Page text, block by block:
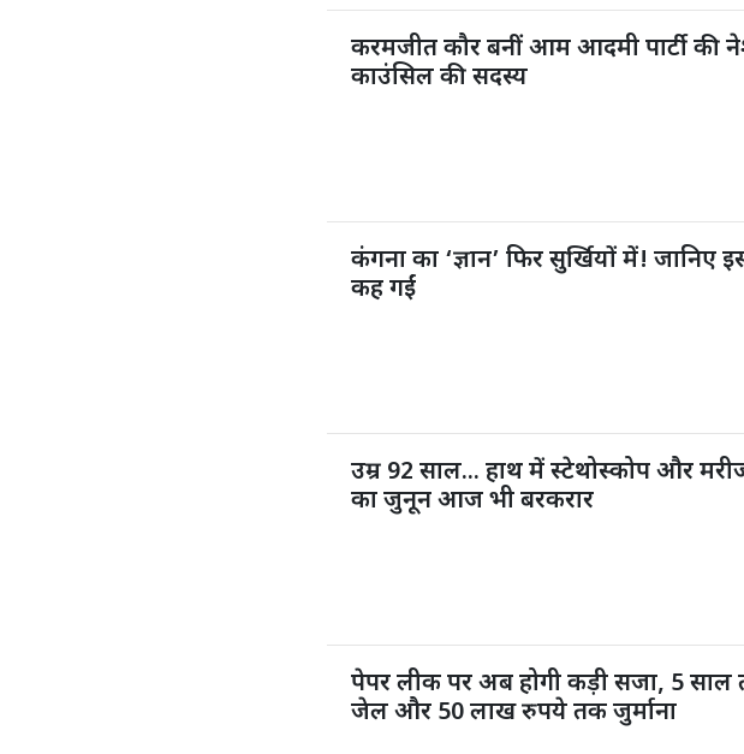
करमजीत कौर बनीं आम आदमी पार्टी की
काउंसिल की सदस्य
कंगना का ‘ज्ञान’ फिर सुर्खियों में! जानिए
कह गईं
उम्र 92 साल... हाथ में स्टेथोस्कोप और
का जुनून आज भी बरकरार
पेपर लीक पर अब होगी कड़ी सजा, 5 साल
जेल और 50 लाख रुपये तक जुर्माना